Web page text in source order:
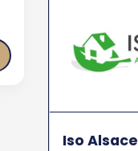
Iso Alsace